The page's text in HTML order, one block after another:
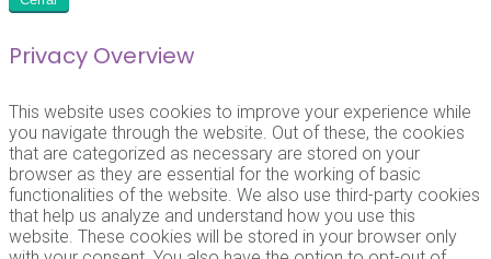
Privacy Overview
This website uses cookies to improve your experience while
you navigate through the website. Out of these, the cookies
that are categorized as necessary are stored on your
browser as they are essential for the working of basic
functionalities of the website. We also use third-party cookies
that help us analyze and understand how you use this
website. These cookies will be stored in your browser only